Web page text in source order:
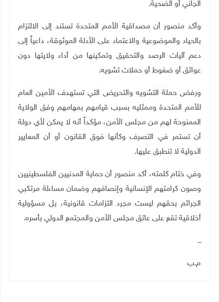
الجاني أو الضحية.
وأكد منصور أن مصداقية الأمم المتحدة تستند إلى الالتزام
بالحياد والموضوعية والاعتماد على الأدلة الموثوقة، داعياً إلى
دعم آليات الرصد والتحقيق وتمكينها من أداء ولايتها دون
عوائق أو ضغوط أو حملات تشويه.
ورفض حملة التشويه والتحريض التي تستهدف الأمين العام
للأمم المتحدة وممثليه بسبب قيامهم بمهامهم وفق الولاية
الممنوحة لهم من مجلس الأمن، مؤكداً أنه لا يمكن لأي دولة
أن تستمر في التصرف وكأنها فوق القانون أو أن المعايير
الدولية لا تنطبق عليها.
وفي ختام كلمته، أكد منصور أن حماية المدنيين الفلسطينيين
وصون كرامتهم الإنسانية وإنصافهم وضمان مساءلة مرتكبي
الجرائم بحقهم ليست مجرد التزامات قانونية، بل مسؤولية
أخلاقية تقع على عاتق مجلس الأمن والمجتمع الدولي بأسره.
ـــ
م.ب